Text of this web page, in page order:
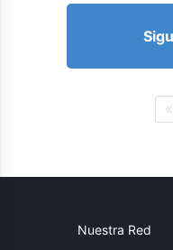
Nuestra Red